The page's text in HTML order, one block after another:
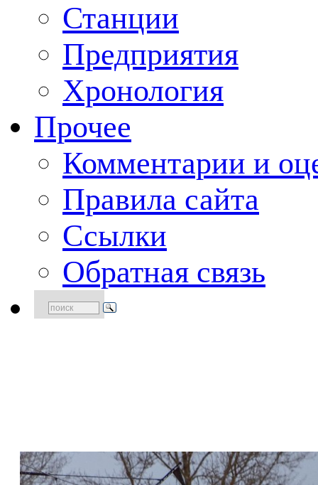
Станции
Предприятия
Хронология
Прочее
Комментарии и
Правила сайта
Ссылки
Обратная связь